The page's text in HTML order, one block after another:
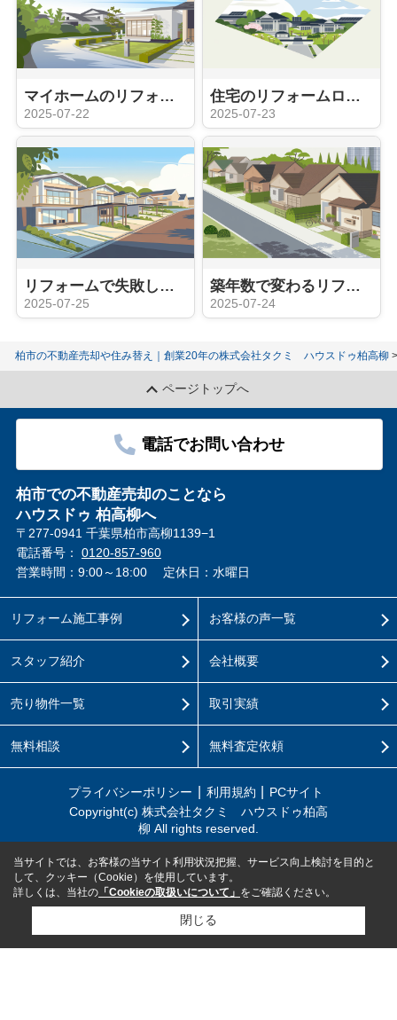
マイホームのリフォーム費用はどれくらい？資金計画や業者選びのポイントも紹介
2025-07-22
住宅のリフォームローンを比較したい方必見！金利や返済条件の違いも紹介
2025-07-23
リフォームで失敗しないための事例紹介！後悔を防ぐ方法も解説
2025-07-25
築年数で変わるリフォームのタイミングは？目安や計画の立て方も紹介
2025-07-24
柏市の不動産売却や住み替え｜創業20年の株式会社タクミ ハウスドゥ柏高柳
ページトップへ
電話でお問い合わせ
柏市での不動産売却のことなら
ハウスドゥ 柏高柳へ
〒277-0941 千葉県柏市高柳1139−1
電話番号： 0120-857-960
営業時間：9:00～18:00
定休日：水曜日
リフォーム施工事例
スタッフ紹介
売り物件一覧
無料相談
お客様の声一覧
会社概要
取引実績
無料査定依頼
プライバシーポリシー 利用規約
PCサイト
Copyright(c) 株式会社タクミ ハウスドゥ柏高
柳 All rights reserved.
当サイトでは、お客様の当サイト利用状況把握、サービス向上検討を目的と
して、クッキー（Cookie）を使用しています。
詳しくは、当社の 「Cookieの取扱いについて」 をご確認ください。
閉じる